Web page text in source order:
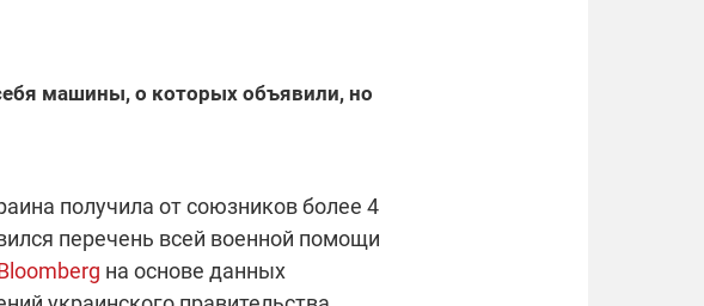
машины, о которых объявили, но
получила от союзников более 4
перечень всей военной помощи
на основе данных